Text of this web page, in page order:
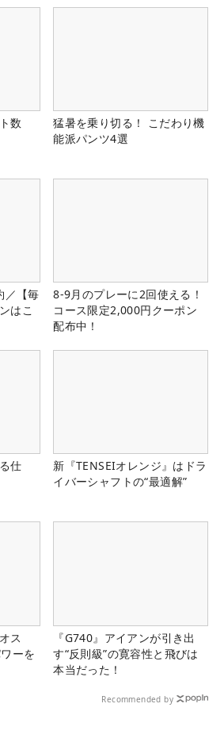
数
猛暑を乗り切る！ こだわり機
能派パンツ4選
／【毎
はこ
8-9月のプレーに2回使える！
コース限定2,000円クーポン
配布中！
仕
新『TENSEIオレンジ』はドラ
イバーシャフトの“最適解”
ス
ーを
『G740』アイアンが引き出
す“反則級”の寛容性と飛びは
本当だった！
Recommended by